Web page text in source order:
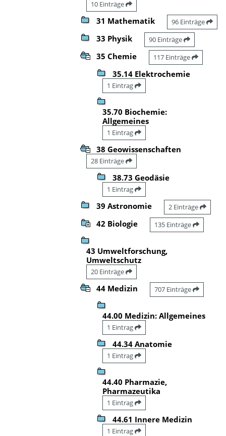
10 Einträge
31 Mathematik 96 Einträge
33 Physik 90 Einträge
35 Chemie 117 Einträge
35.14 Elektrochemie
1 Eintrag
35.70 Biochemie:
Allgemeines
1 Eintrag
38 Geowissenschaften
28 Einträge
38.73 Geodäsie
1 Eintrag
39 Astronomie 2 Einträge
42 Biologie 135 Einträge
43 Umweltforschung,
Umweltschutz
20 Einträge
44 Medizin 707 Einträge
44.00 Medizin: Allgemeines
1 Eintrag
44.34 Anatomie
1 Eintrag
44.40 Pharmazie,
Pharmazeutika
1 Eintrag
44.61 Innere Medizin
1 Eintrag